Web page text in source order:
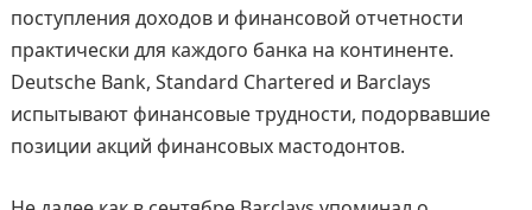
поступления доходов и финансовой отчетности
практически для каждого банка на континенте.
Deutsche Bank, Standard Chartered и Barclays
испытывают финансовые трудности, подорвавшие
позиции акций финансовых мастодонтов.